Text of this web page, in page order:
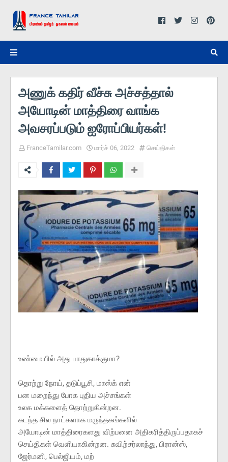
அணுக் கதிர் வீச்சு அச்சத்தால்
அயோடின் மாத்திரை வாங்க
அவசரப்படும் ஐரோப்பியர்கள்!
FranceTamilar.com மார்ச் 06, 2022 செய்திகள்
உண்மையில் அது பாதுகாக்குமா?
தொற்று நோய், தடுப்பூசி, மாஸ்க் என்
பன மறைந்து போக புதிய அச்சங்கள்
உலக மக்களைத் தொற்றுகின்றன.
கடந்த சில நாட்களாக மருந்தகங்களில்
அயோடின் மாத்திரைகளது விற்பனை அதிகரித்திருப்பதாகச்
செய்திகள் வெளியாகின்றன. சுவிற்சர்லாந்து, பிரான்ஸ்,
ஜேர்மனி, பெல்ஜியம், மற்